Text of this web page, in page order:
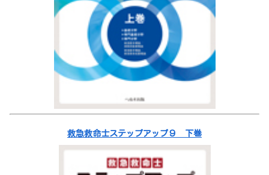
救急救命士ステップアップ９ 下巻